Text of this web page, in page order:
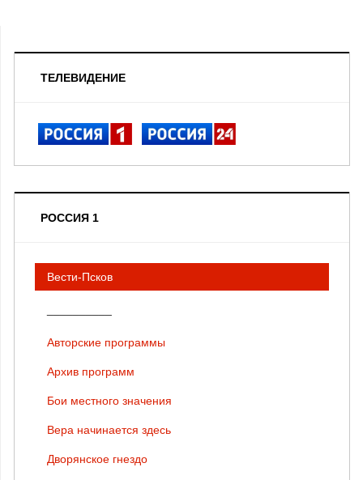
ТЕЛЕВИДЕНИЕ
РОССИЯ 1
Вести-Псков
Авторские программы
Архив программ
Бои местного значения
Вера начинается здесь
Дворянское гнездо